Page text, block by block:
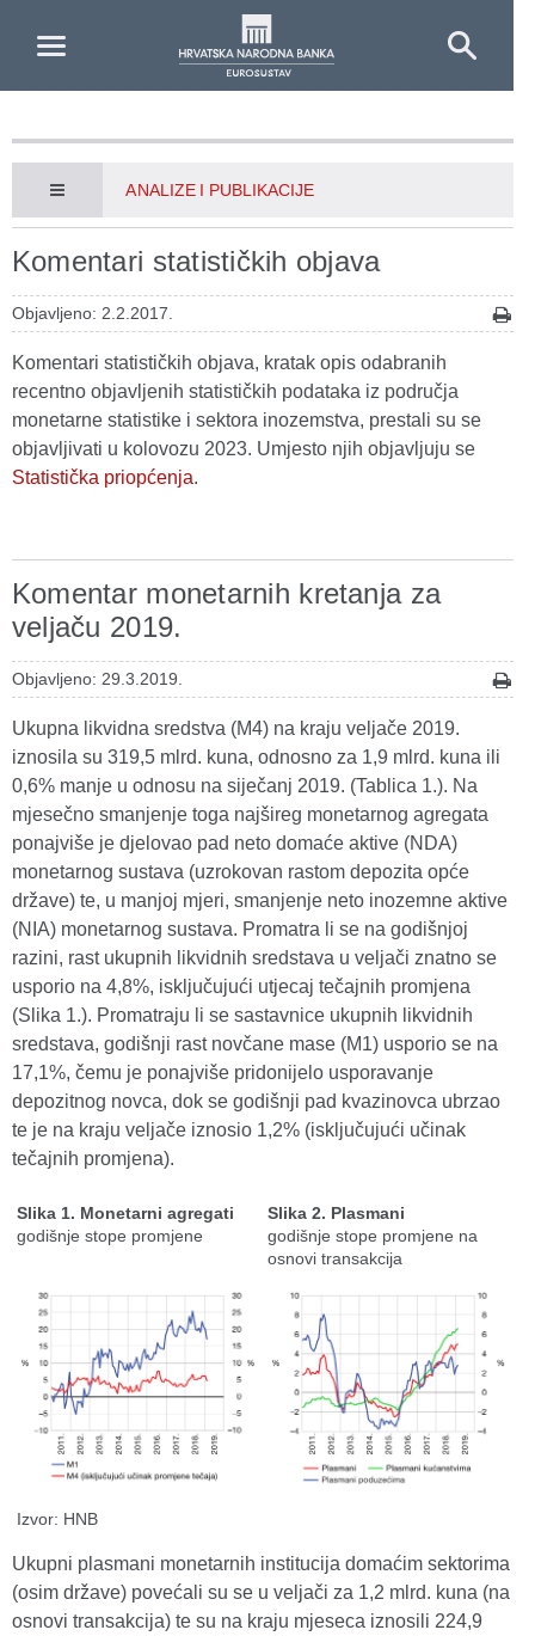
ANALIZE I PUBLIKACIJE
Komentari statističkih objava
Objavljeno: 2.2.2017.
Komentari statističkih objava, kratak opis odabranih
recentno objavljenih statističkih podataka iz područja
monetarne statistike i sektora inozemstva, prestali su se
objavljivati u kolovozu 2023. Umjesto njih objavljuju se
Statistička priopćenja.
Komentar monetarnih kretanja za
veljaču 2019.
Objavljeno: 29.3.2019.
Ukupna likvidna sredstva (M4) na kraju veljače 2019.
iznosila su 319,5 mlrd. kuna, odnosno za 1,9 mlrd. kuna ili
0,6% manje u odnosu na siječanj 2019. (Tablica 1.). Na
mjesečno smanjenje toga najšireg monetarnog agregata
ponajviše je djelovao pad neto domaće aktive (NDA)
monetarnog sustava (uzrokovan rastom depozita opće
države) te, u manjoj mjeri, smanjenje neto inozemne aktive
(NIA) monetarnog sustava. Promatra li se na godišnjoj
razini, rast ukupnih likvidnih sredstava u veljači znatno se
usporio na 4,8%, isključujući utjecaj tečajnih promjena
(Slika 1.). Promatraju li se sastavnice ukupnih likvidnih
sredstava, godišnji rast novčane mase (M1) usporio se na
17,1%, čemu je ponajviše pridonijelo usporavanje
depozitnog novca, dok se godišnji pad kvazinovca ubrzao
te je na kraju veljače iznosio 1,2% (isključujući učinak
tečajnih promjena).
Slika 1. Monetarni agregati
godišnje stope promjene
Slika 2. Plasmani
godišnje stope promjene na
osnovi transakcija
Izvor: HNB
Ukupni plasmani monetarnih institucija domaćim sektorima
(osim države) povećali su se u veljači za 1,2 mlrd. kuna (na
osnovi transakcija) te su na kraju mjeseca iznosili 224,9